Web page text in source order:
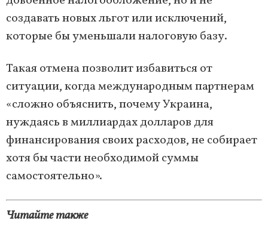
создавать новых льгот или исключений,
которые бы уменьшали налоговую базу.
Такая отмена позволит избавиться от
ситуации, когда международным партнерам
«сложно объяснить, почему Украина,
нуждаясь в миллиардах долларов для
финансирования своих расходов, не собирает
хотя бы части необходимой суммы
самостоятельно».
Читайте также